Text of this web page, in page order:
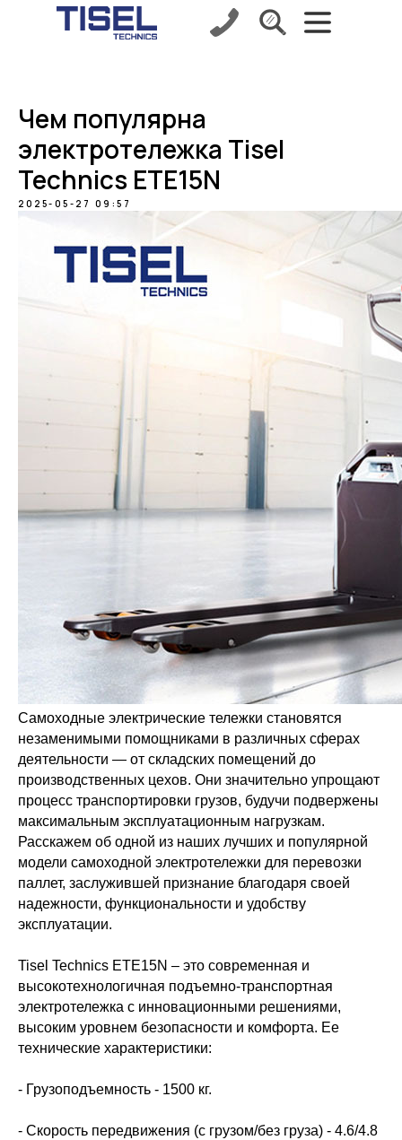
Чем популярна
электротележка Tisel
Technics ETE15N
2025-05-27 09:57
Самоходные электрические тележки становятся
незаменимыми помощниками в различных сферах
деятельности — от складских помещений до
производственных цехов. Они значительно упрощают
процесс транспортировки грузов, будучи подвержены
максимальным эксплуатационным нагрузкам.
Расскажем об одной из наших лучших и популярной
модели самоходной электротележки для перевозки
паллет, заслужившей признание благодаря своей
надежности, функциональности и удобству
эксплуатации.
Tisel Technics ETE15N – это современная и
высокотехнологичная подъемно-транспортная
электротележка с инновационными решениями,
высоким уровнем безопасности и комфорта. Ее
технические характеристики:
- Грузоподъемность - 1500 кг.
- Скорость передвижения (с грузом/без груза) - 4.6/4.8